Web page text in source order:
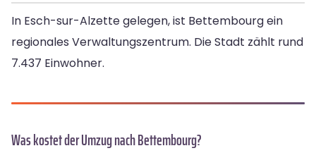
In Esch-sur-Alzette gelegen, ist Bettembourg ein
regionales Verwaltungszentrum. Die Stadt zählt rund
7.437 Einwohner.
Was kostet der Umzug nach Bettembourg?